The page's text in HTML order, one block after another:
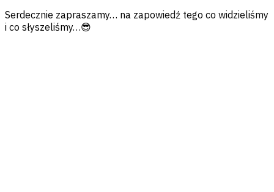
Serdecznie zapraszamy… na zapowiedź tego co widzieliśmy
i co słyszeliśmy…😎